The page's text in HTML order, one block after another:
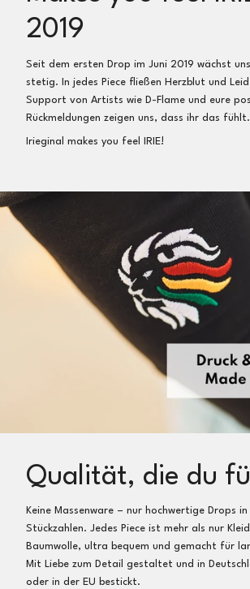
Gerne führen wir einen Umtausch in
oder in einen anderen Artikel durch
So einfach geht’s:
Artikel ins Paket, Notiz zum Umtausch
Nach Erhalt der Sendung schicken wir dir
deinen neuen Artikel kostenfrei zu
2019
Seit dem ersten Drop im Juni 2019 wächst
stetig. In jedes Piece fließen Herzblut und
Support von Artists wie D-Flame und eure
Rückmeldungen zeigen uns, dass ihr das fühlt.
Irieginal makes you feel IRIE!
Qualität, die du
Keine Massenware – nur hochwertige Drops in
Stückzahlen. Jedes Piece ist mehr als nur
Baumwolle, ultra bequem und gemacht für
Mit Liebe zum Detail gestaltet und in
oder in der EU bestickt.